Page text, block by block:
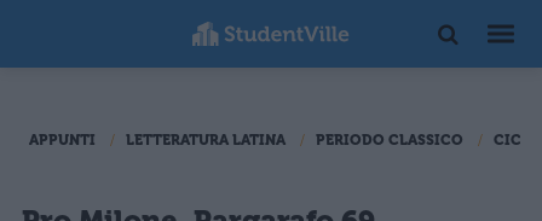
APPUNTI LETTERATURA LATINA PERIODO CLASSICO